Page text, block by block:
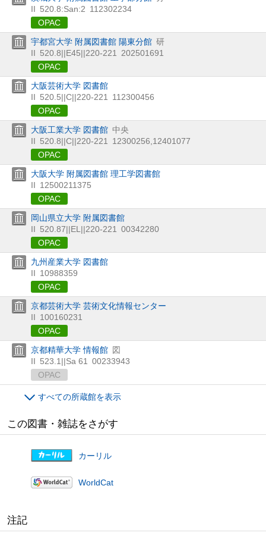
II 520.8:San:2 112302234
OPAC
宇都宮大学 附属図書館 陽東分館 研
II 520.8||E45||220-221
202501691
OPAC
大阪芸術大学 図書館
II 520.5||C||220-221
112300456
OPAC
大阪工業大学 図書館 中央
II 520.8||C||220-221
12300256,12401077
OPAC
大阪大学 附属図書館 理工学図書館
II 12500211375
OPAC
岡山県立大学 附属図書館
II 520.87||EL||220-221
00342280
OPAC
九州産業大学 図書館
II 10988359
OPAC
京都芸術大学 芸術文化情報センター
II 100160231
OPAC
京都精華大学 情報館 図
II 523.1||Sa 61
00233943
OPAC
すべての所蔵館を表示
この図書・雑誌をさがす
カーリル
WorldCat
注記